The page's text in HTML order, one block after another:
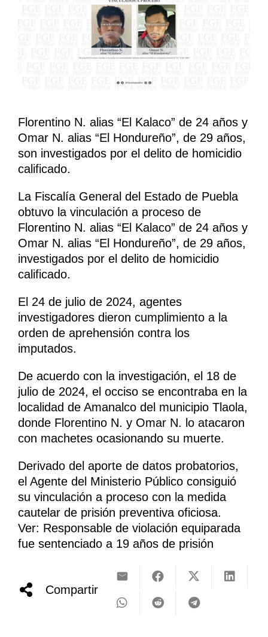
Florentino N. alias “El Kalaco” de 24 años y
Omar N. alias “El Hondureño”, de 29 años,
son investigados por el delito de homicidio
calificado.
La Fiscalía General del Estado de Puebla
obtuvo la vinculación a proceso de
Florentino N. alias “El Kalaco” de 24 años y
Omar N. alias “El Hondureño”, de 29 años,
investigados por el delito de homicidio
calificado.
El 24 de julio de 2024, agentes
investigadores dieron cumplimiento a la
orden de aprehensión contra los
imputados.
De acuerdo con la investigación, el 18 de
julio de 2024, el occiso se encontraba en la
localidad de Amanalco del municipio Tlaola,
donde Florentino N. y Omar N. lo atacaron
con machetes ocasionando su muerte.
Derivado del aporte de datos probatorios,
el Agente del Ministerio Público consiguió
su vinculación a proceso con la medida
cautelar de prisión preventiva oficiosa.
Ver: Responsable de violación equiparada
fue sentenciado a 19 años de prisión
Compartir